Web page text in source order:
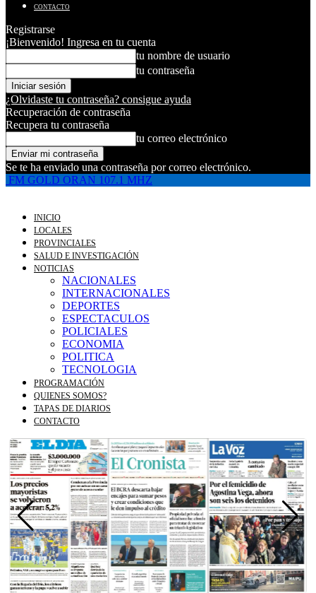
CONTACTO
Registrarse
¡Bienvenido! Ingresa en tu cuenta
tu nombre de usuario
tu contraseña
¿Olvidaste tu contraseña? consigue ayuda
Recuperación de contraseña
Recupera tu contraseña
tu correo electrónico
Se te ha enviado una contraseña por correo electrónico.
FM GOLD ORAN 107.1 MHZ
INICIO
LOCALES
PROVINCIALES
SALUD E INVESTIGACIÓN
NOTICIAS
NACIONALES
INTERNACIONALES
DEPORTES
ESPECTACULOS
POLICIALES
ECONOMIA
POLITICA
TECNOLOGIA
PROGRAMACIÓN
QUIENES SOMOS?
TAPAS DE DIARIOS
CONTACTO